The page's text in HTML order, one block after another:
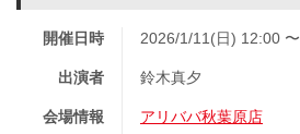
開催日時 2026/1/11(日) 12:00 〜
出演者 鈴木真夕
会場情報 アリババ秋葉原店